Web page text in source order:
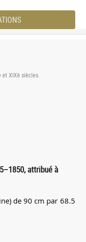
et XIXè siècles.
attribué à
de 90 cm par 68.5